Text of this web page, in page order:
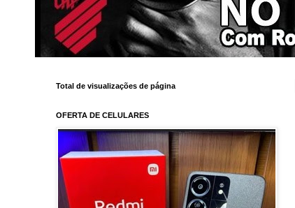
Total de visualizações de página
OFERTA DE CELULARES